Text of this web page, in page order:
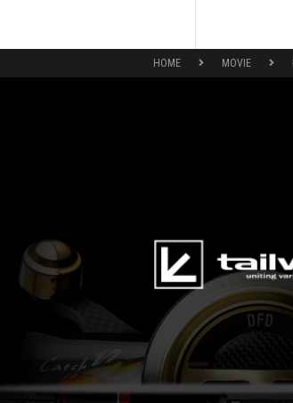
HOME MOVIE